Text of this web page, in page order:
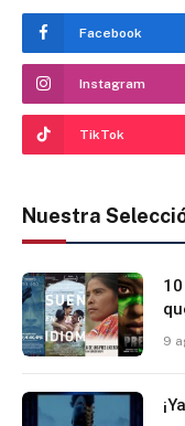
Facebook
Instagram
TikTok
Nuestra
9